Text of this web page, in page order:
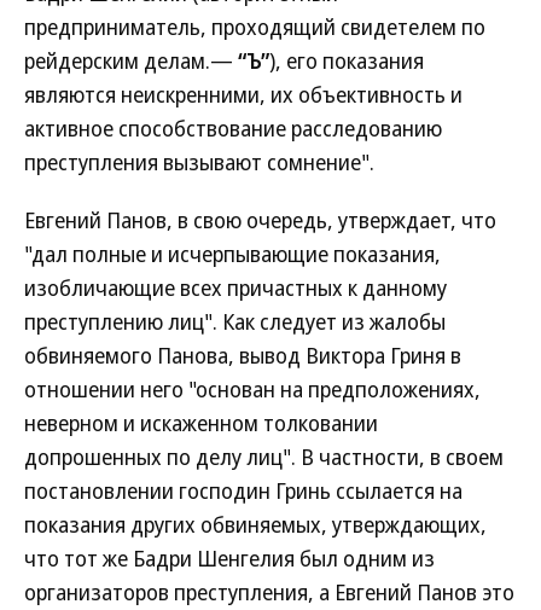
предприниматель, проходящий свидетелем по
рейдерским делам.— “Ъ”), его показания
являются неискренними, их объективность и
активное способствование расследованию
преступления вызывают сомнение".
Евгений Панов, в свою очередь, утверждает, что
"дал полные и исчерпывающие показания,
изобличающие всех причастных к данному
преступлению лиц". Как следует из жалобы
обвиняемого Панова, вывод Виктора Гриня в
отношении него "основан на предположениях,
неверном и искаженном толковании
допрошенных по делу лиц". В частности, в своем
постановлении господин Гринь ссылается на
показания других обвиняемых, утверждающих,
что тот же Бадри Шенгелия был одним из
организаторов преступления, а Евгений Панов это